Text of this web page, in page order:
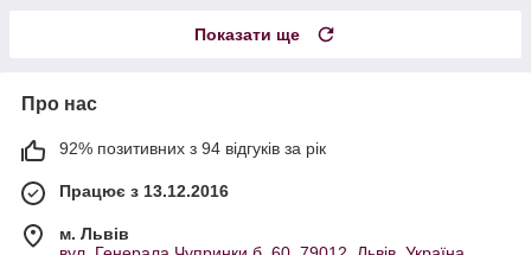
Показати ще
Про нас
92% позитивних з 94 відгуків за рік
Працює з 13.12.2016
м. Львів